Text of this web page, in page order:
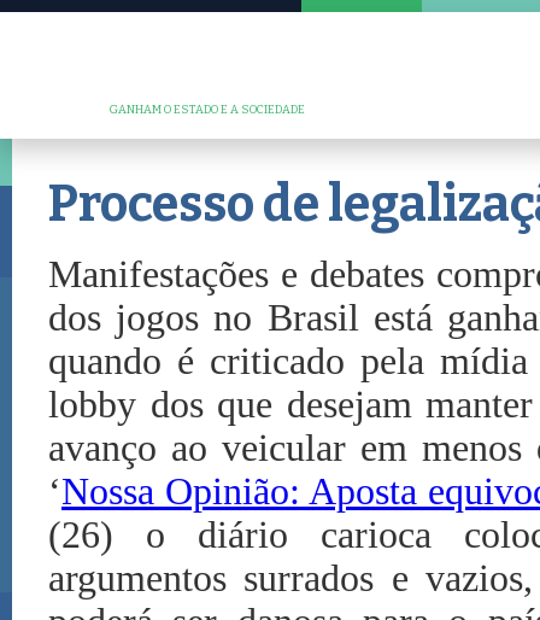
GANHAM O ESTADO E A SOCIEDADE
Processo de
Manifestações e debates
dos jogos no Brasil está
quando é criticado pela
lobby dos que desejam
avanço ao veicular em
‘Nossa Opinião: Aposta
(26) o diário carioca
argumentos surrados e